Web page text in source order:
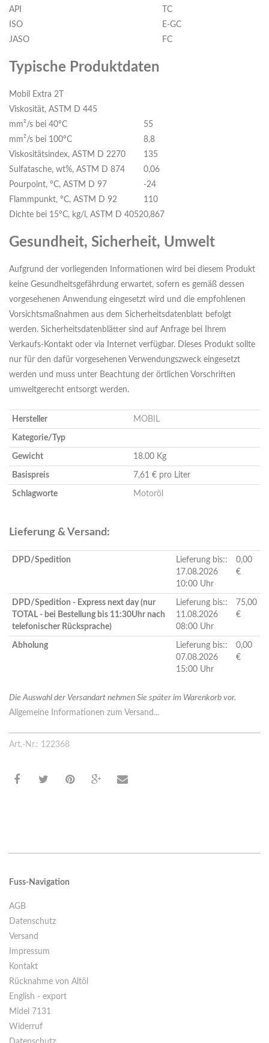
API
TC
ISO
E-GC
JASO
FC
Typische Produktdaten
Mobil Extra 2T
Viskosität, ASTM D 445
mm²/s bei 40ºC
55
mm²/s bei 100ºC
8,8
Viskositätsindex, ASTM D 2270
135
Sulfatasche, wt%, ASTM D 874
0,06
Pourpoint, ºC, ASTM D 97
-24
Flammpunkt, ºC, ASTM D 92
110
Dichte bei 15ºC, kg/l, ASTM D 40520,867
Gesundheit, Sicherheit, Umwelt
Aufgrund der vorliegenden Informationen wird bei diesem Produkt
keine Gesundheitsgefährdung erwartet, sofern es gemäß dessen
vorgesehenen Anwendung eingesetzt wird und die empfohlenen
Vorsichtsmaßnahmen aus dem Sicherheitsdatenblatt befolgt
werden. Sicherheitsdatenblätter sind auf Anfrage bei Ihrem
Verkaufs-Kontakt oder via Internet verfügbar. Dieses Produkt sollte
nur für den dafür vorgesehenen Verwendungszweck eingesetzt
werden und muss unter Beachtung der örtlichen Vorschriften
umweltgerecht entsorgt werden.
Hersteller MOBIL
Kategorie/Typ
Gewicht 18.00 Kg
Basispreis 7,61 € pro Liter
Schlagworte Motoröl
Lieferung & Versand:
DPD/Spedition
Lieferung bis::
17.08.2026
10:00 Uhr
0,00
€
DPD/Spedition - Express next day (nur
TOTAL - bei Bestellung bis 11:30Uhr nach
telefonischer Rücksprache)
Lieferung bis::
11.08.2026
08:00 Uhr
75,00
€
Abholung
Lieferung bis::
07.08.2026
15:00 Uhr
0,00
€
Die Auswahl der Versandart nehmen Sie später im Warenkorb vor.
Allgemeine Informationen zum Versand...
Art.-Nr.: 122368
Fuss-Navigation
AGB
Datenschutz
Versand
Impressum
Kontakt
Rücknahme von Altöl
English - export
Midel 7131
Widerruf